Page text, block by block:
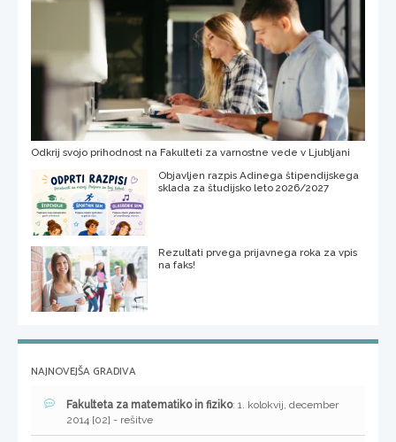
Odkrij svojo prihodnost na Fakulteti za varnostne vede v Ljubljani
Objavljen razpis Adinega štipendijskega
sklada za študijsko leto 2026/2027
Rezultati prvega prijavnega roka za vpis
na faks!
NAJNOVEJŠA GRADIVA
Fakulteta za matematiko in fiziko: 1. kolokvij, december
2014 [02] - rešitve